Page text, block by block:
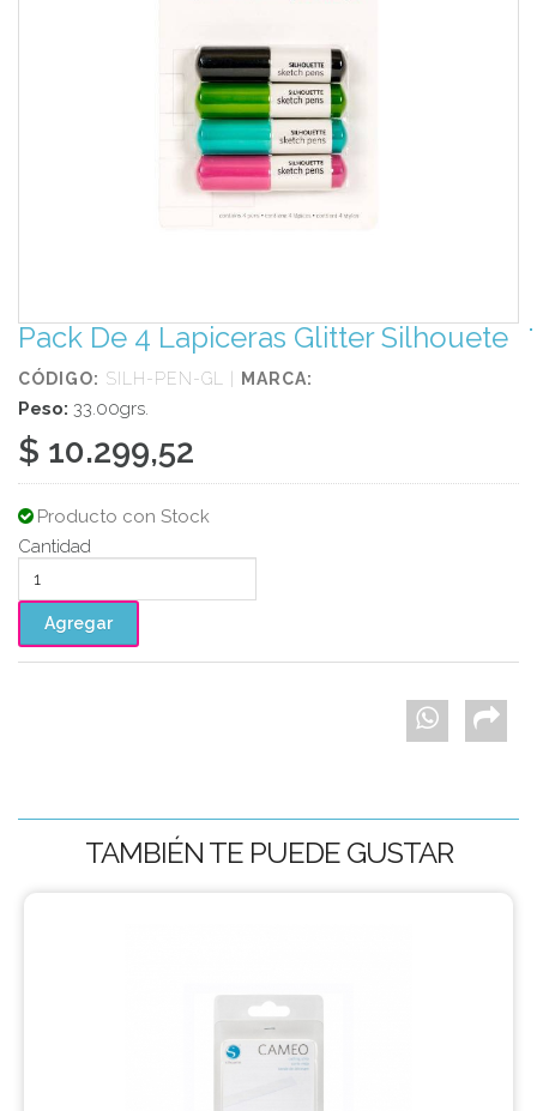
Pack De 4 Lapiceras Glitter Silhouete
CÓDIGO: SILH-PEN-GL | MARCA:
Peso: 33.00grs.
$ 10.299,52
Producto con Stock
Cantidad
TAMBIÉN TE PUEDE GUSTAR